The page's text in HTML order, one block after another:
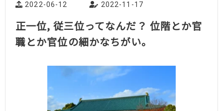
2022-06-12 2022-11-17
正一位, 従三位ってなんだ？ 位階とか官
職とか官位の細かなちがい。